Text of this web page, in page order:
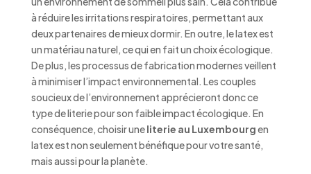
à réduire les irritations respiratoires, permettant aux
deux partenaires de mieux dormir. En outre, le latex est
un matériau naturel, ce qui en fait un choix écologique.
De plus, les processus de fabrication modernes veillent
à minimiser l’impact environnemental. Les couples
soucieux de l’environnement apprécieront donc ce
type de literie pour son faible impact écologique. En
conséquence, choisir uneliterie au Luxembourgen
latex est non seulement bénéfique pour votre santé,
mais aussi pour la planète.